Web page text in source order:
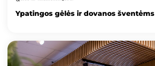
Ypatingos gėlės ir dovanos šventėms